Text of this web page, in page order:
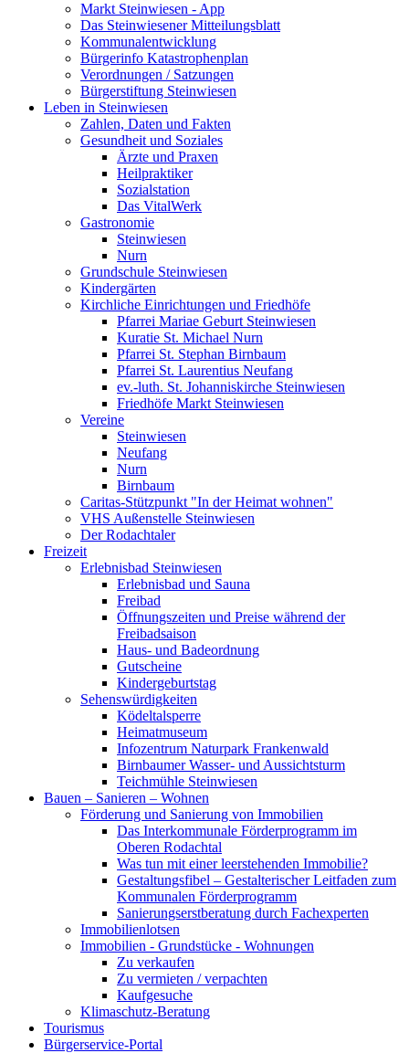
Markt Steinwiesen - App
Das Steinwiesener Mitteilungsblatt
Kommunalentwicklung
Bürgerinfo Katastrophenplan
Verordnungen / Satzungen
Bürgerstiftung Steinwiesen
Leben in Steinwiesen
Zahlen, Daten und Fakten
Gesundheit und Soziales
Ärzte und Praxen
Heilpraktiker
Sozialstation
Das VitalWerk
Gastronomie
Steinwiesen
Nurn
Grundschule Steinwiesen
Kindergärten
Kirchliche Einrichtungen und Friedhöfe
Pfarrei Mariae Geburt Steinwiesen
Kuratie St. Michael Nurn
Pfarrei St. Stephan Birnbaum
Pfarrei St. Laurentius Neufang
ev.-luth. St. Johanniskirche Steinwiesen
Friedhöfe Markt Steinwiesen
Vereine
Steinwiesen
Neufang
Nurn
Birnbaum
Caritas-Stützpunkt "In der Heimat wohnen"
VHS Außenstelle Steinwiesen
Der Rodachtaler
Freizeit
Erlebnisbad Steinwiesen
Erlebnisbad und Sauna
Freibad
Öffnungszeiten und Preise während der
Freibadsaison
Haus- und Badeordnung
Gutscheine
Kindergeburtstag
Sehenswürdigkeiten
Ködeltalsperre
Heimatmuseum
Infozentrum Naturpark Frankenwald
Birnbaumer Wasser- und Aussichtsturm
Teichmühle Steinwiesen
Bauen – Sanieren – Wohnen
Förderung und Sanierung von Immobilien
Das Interkommunale Förderprogramm im
Oberen Rodachtal
Was tun mit einer leerstehenden Immobilie?
Gestaltungsfibel – Gestalterischer Leitfaden zum
Kommunalen Förderprogramm
Sanierungserstberatung durch Fachexperten
Immobilienlotsen
Immobilien - Grundstücke - Wohnungen
Zu verkaufen
Zu vermieten / verpachten
Kaufgesuche
Klimaschutz-Beratung
Tourismus
Bürgerservice-Portal